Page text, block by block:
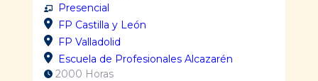
Presencial
FP Castilla y León
FP Valladolid
Escuela de Profesionales Alcazarén
2000 Horas